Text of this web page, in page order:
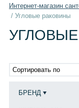
Интернет-магазин
/ Угловые раковины
Сортировать по
БРЕНД